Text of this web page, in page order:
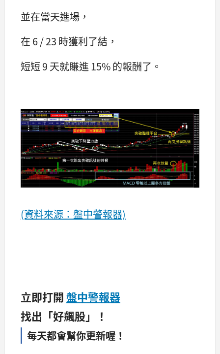
並在當天進場，
在 6 / 23 時獲利了結，
短短 9 天就賺進 15% 的報酬了。
(資料來源：盤中警報器)
立即打開盤中警報器
找出「好飆股」！
每天都會幫你更新喔！